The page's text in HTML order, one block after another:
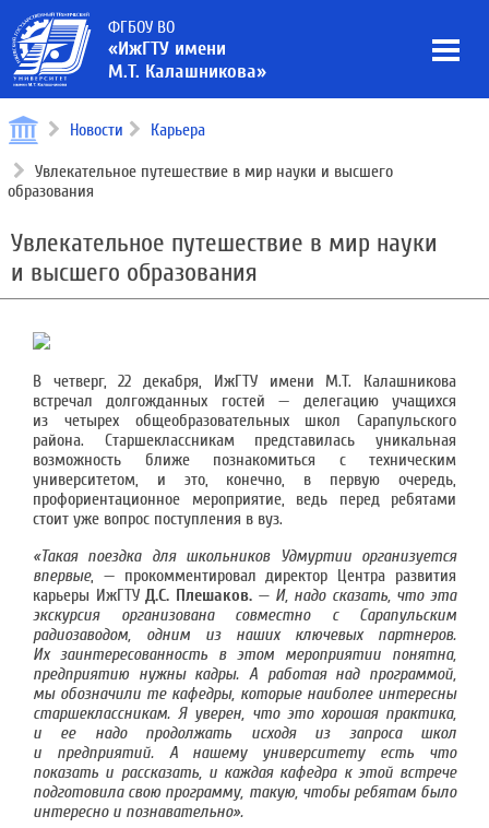
ФГБОУ ВО
«ИжГТУ имени
М.Т. Калашникова»
Новости Карьера
Увлекательное путешествие в мир науки и высшего
образования
Увлекательное путешествие в мир науки
и высшего образования
В четверг, 22 декабря, ИжГТУ имени М.Т. Калашникова
встречал долгожданных гостей — делегацию учащихся
из четырех общеобразовательных школ Сарапульского
района. Старшеклассникам представилась уникальная
возможность ближе познакомиться с техническим
университетом, и это, конечно, в первую очередь,
профориентационное мероприятие, ведь перед ребятами
стоит уже вопрос поступления в вуз.
«Такая поездка для школьников Удмуртии организуется
впервые, — прокомментировал директор Центра развития
карьеры ИжГТУД.С. Плешаков. — И, надо сказать, что эта
экскурсия организована совместно с Сарапульским
радиозаводом, одним из наших ключевых партнеров.
Их заинтересованность в этом мероприятии понятна,
предприятию нужны кадры. А работая над программой,
мы обозначили те кафедры, которые наиболее интересны
старшеклассникам. Я уверен, что это хорошая практика,
и ее надо продолжать исходя из запроса школ
и предприятий. А нашему университету есть что
показать и рассказать, и каждая кафедра к этой встрече
подготовила свою программу, такую, чтобы ребятам было
интересно и познавательно».